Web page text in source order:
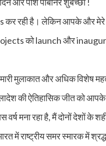
रही है। लेकिन आपके और मेरे
को launch और
मुलाकात और अधिक विशेष
की ऐतिहासिक जीत को आपके
मना रहा है, मैं दोनों देशों के
में राष्ट्रीय समर स्मारक में